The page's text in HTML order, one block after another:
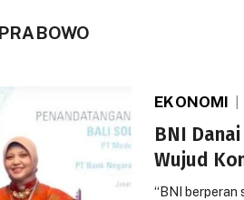
EKONOMI
BNI
Wujud
“BNI berperan